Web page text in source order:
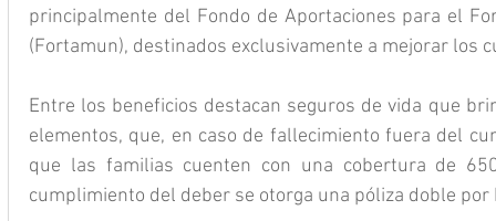
principalmente del Fondo de Aportaciones para el
(Fortamun), destinados exclusivamente a mejorar los
Entre los beneficios destacan seguros de vida que
elementos, que, en caso de fallecimiento fuera del
que las familias cuenten con una cobertura de
cumplimiento del deber se otorga una póliza doble